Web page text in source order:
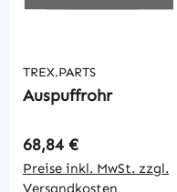
TREX.PARTS
Auspuffrohr
Regulärer Preis:
68,84 €
Preise inkl. MwSt. zzgl.
Versandkosten